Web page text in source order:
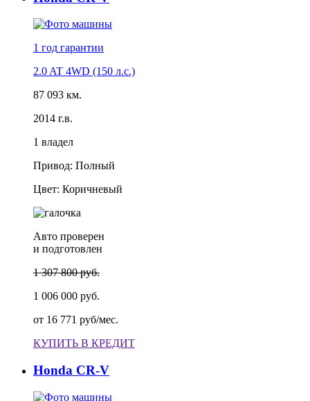
1 год гарантии
2.0 AT 4WD (150 л.с.)
87 093 км.
2014 г.в.
1 владел
Привод: Полный
Цвет: Коричневый
Авто проверен
и подготовлен
1 307 800 руб.
1 006 000 руб.
от 16 771 руб/мес.
КУПИТЬ В КРЕДИТ
Honda CR-V